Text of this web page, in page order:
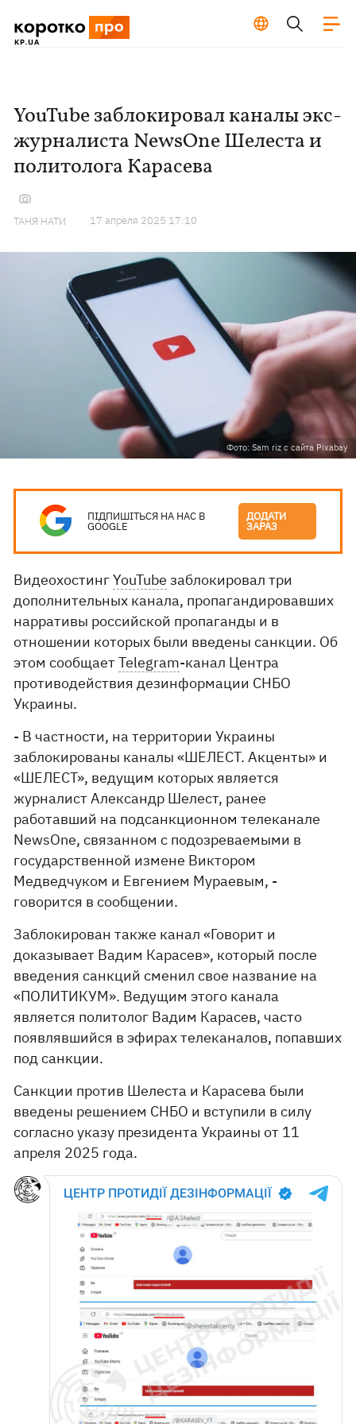
YouTube заблокировал каналы экс-
журналиста NewsOne Шелеста и
политолога Карасева
ТАНЯ НАТИ 17 апреля 2025 17:10
Фото: Sam riz с сайта Pixabay
ПІДПИШІТЬСЯ НА НАС В
GOOGLE
ДОДАТИ
ЗАРАЗ
ВидеохостингYouTube заблокировал три
дополнительных канала, пропагандировавших
нарративы российской пропаганды и в
отношении которых были введены санкции. Об
этом сообщаетTelegram-канал Центра
противодействия дезинформации СНБО
Украины.
- В частности, на территории Украины
заблокированы каналы «ШЕЛЕСТ. Акценты» и
«ШЕЛЕСТ», ведущим которых является
журналист Александр Шелест, ранее
работавший на подсанкционном телеканале
NewsOne, связанном с подозреваемыми в
государственной измене Виктором
Медведчуком и Евгением Мураевым, -
говорится в сообщении.
Заблокирован также канал «Говорит и
доказывает Вадим Карасев», который после
введения санкций сменил свое название на
«ПОЛИТИКУМ». Ведущим этого канала
является политолог Вадим Карасев, часто
появлявшийся в эфирах телеканалов, попавших
под санкции.
Санкции против Шелеста и Карасева были
введены решением СНБО и вступили в силу
согласно указу президента Украины от 11
апреля 2025 года.